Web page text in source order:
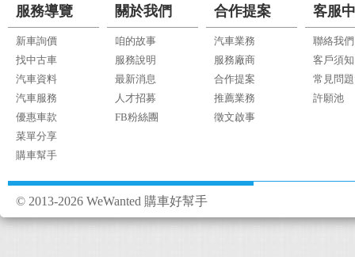
服務導覽
新車詢價
找中古車
汽車資料
汽車服務
優惠車款
菜單分享
購車幫手
關於我們
咱的故事
服務說明
最新消息
人才招募
FB粉絲團
合作提案
汽車業務
服務廠商
合作提案
推薦業務
徵文啟事
客服
聯絡我們
客戶須知
常見問題
許願池
© 2013-2026 WeWanted 購車好幫手